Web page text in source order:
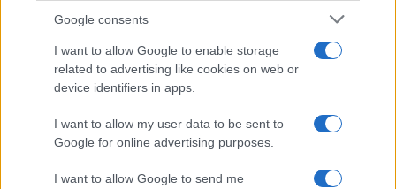
Google consents
I want to allow Google to enable storage
related to advertising like cookies on web or
device identifiers in apps.
I want to allow my user data to be sent to
Google for online advertising purposes.
I want to allow Google to send me
Ειδικό Χωροταξικό Πλαίσιο για τον Τουρισμό: Στρατηγικό
εργαλείο για βιώσιμη τουριστική ανάπτυξη